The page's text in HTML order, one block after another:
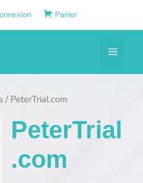
Panier
Menu
/ PeterTrial.com
PeterTrial
.com